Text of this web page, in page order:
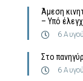
Άμεση
– Υπό
6
Στο
6